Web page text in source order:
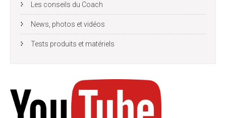
Les conseils du Coach
News, photos et vidéos
Tests produits et matériels